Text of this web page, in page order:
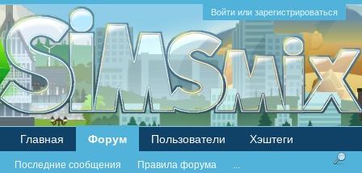
Войти или зарегистрироваться
Главная Форум
Последние сообщения Правила форума ...
Пользователи Хэштеги